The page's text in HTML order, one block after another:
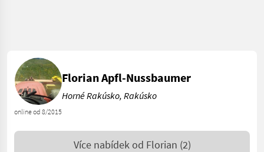
online od 8/2015
Florian Apfl-Nussbaumer
Horné Rakúsko, Rakúsko
Více nabídek od Florian (2)